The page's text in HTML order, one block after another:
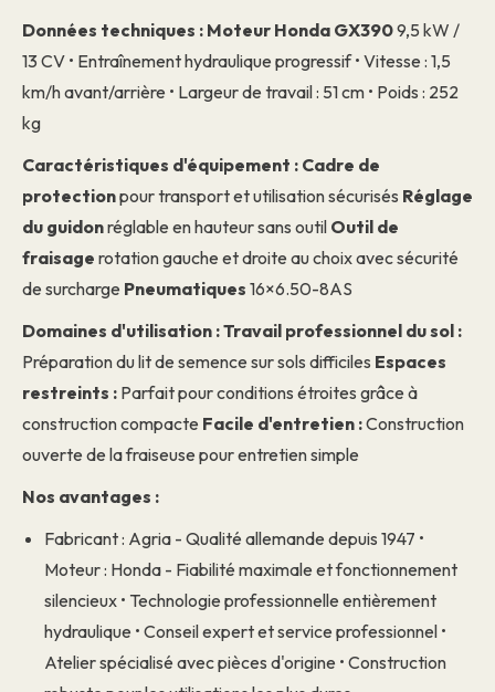
Données techniques : Moteur Honda GX3909,5 kW /
13 CV • Entraînement hydraulique progressif • Vitesse : 1,5
km/h avant/arrière • Largeur de travail : 51 cm • Poids : 252
kg
Caractéristiques d'équipement : Cadre de
protectionpour transport et utilisation sécurisés Réglage
du guidonréglable en hauteur sans outil Outil de
fraisage rotation gauche et droite au choix avec sécurité
de surcharge Pneumatiques 16×6.50-8AS
Domaines d'utilisation :Travail professionnel du sol :
Préparation du lit de semence sur sols difficiles Espaces
restreints : Parfait pour conditions étroites grâce à
construction compacte Facile d'entretien :Construction
ouverte de la fraiseuse pour entretien simple
Nos avantages :
Fabricant : Agria - Qualité allemande depuis 1947 •
Moteur : Honda - Fiabilité maximale et fonctionnement
silencieux • Technologie professionnelle entièrement
hydraulique • Conseil expert et service professionnel •
Atelier spécialisé avec pièces d'origine • Construction